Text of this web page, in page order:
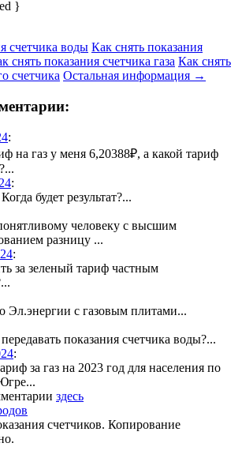
}
счетчика воды Как снять показания
снять показания счетчика газа Как снять
счетчика Остальная информация →
:
на газ у меня 6,20388₽, а какой тариф
:
будет результат?...
человеку с высшим
разницу ...
:
за зеленый тариф частным
Эл.энергии с газовым плитами...
показания счетчика воды?...
:
за газ на 2023 год для населения по
здесь
счетчиков. Копирование